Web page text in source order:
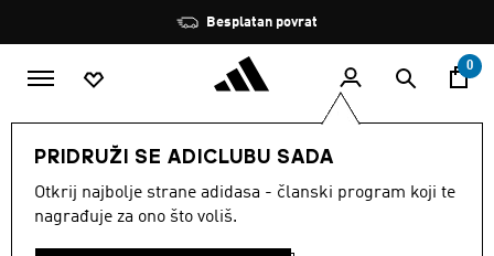
Zaustavi
rotaciju
Besplatan povrat
0
PRIDRUŽI SE ADICLUBU SADA
Otkrij najbolje strane adidasa - članski program koji te
nagrađuje za ono što voliš.
DJECA Dječaci Dodaci Torbe
CRNA·TORBE